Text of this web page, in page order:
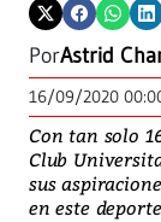
PorAstrid
16/09/2020
Con tan solo
Club
sus
en este deporte